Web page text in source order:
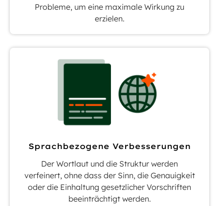
Probleme, um eine maximale Wirkung zu
erzielen.
Sprachbezogene Verbesserungen
Der Wortlaut und die Struktur werden
verfeinert, ohne dass der Sinn, die Genauigkeit
oder die Einhaltung gesetzlicher Vorschriften
beeinträchtigt werden.